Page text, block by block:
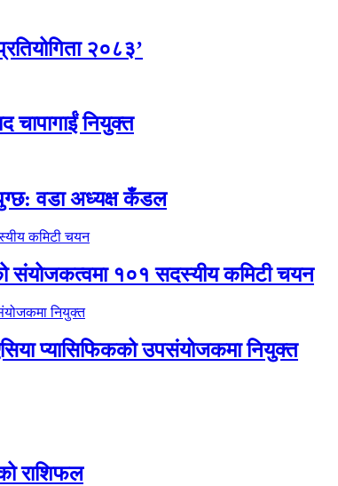
२०८३’
नियुक्त
पुग्छ: वडा अध्यक्ष कँडल
संयोजकत्वमा १०१ सदस्यीय कमिटी चयन
प्यासिफिकको उपसंयोजकमा नियुक्त
राशिफल